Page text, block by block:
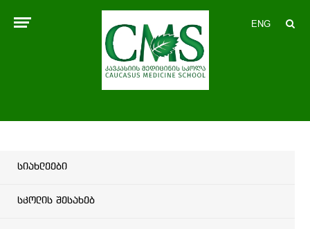
ENG
სიახლეები
სკოლის შესახებ